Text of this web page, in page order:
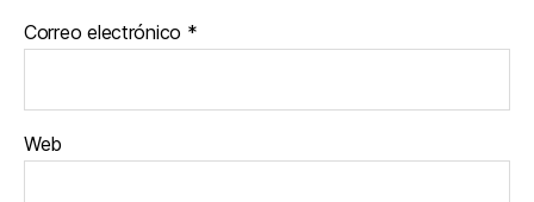
Correo electrónico *
Web